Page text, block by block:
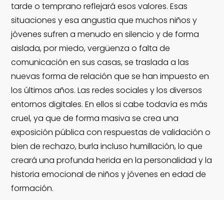
tarde o temprano reflejará esos valores. Esas
situaciones y esa angustia que muchos niños y
jóvenes sufren a menudo en silencio y de forma
aislada, por miedo, vergüenza o falta de
comunicación en sus casas, se traslada a las
nuevas forma de relación que se han impuesto en
los últimos años. Las redes sociales y los diversos
entornos digitales. En ellos si cabe todavía es más
cruel, ya que de forma masiva se crea una
exposición pública con respuestas de validación o
bien de rechazo, burla incluso humillación, lo que
creará una profunda herida en la personalidad y la
historia emocional de niños y jóvenes en edad de
formación.